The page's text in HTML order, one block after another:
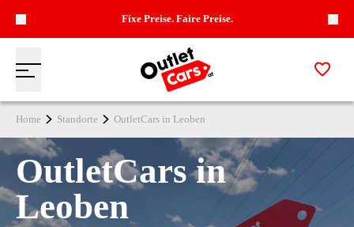
Fixe Preise. Faire Preise.
Menü
Zur Startseite
Zur
Home Standorte OutletCars in Leoben
OutletCars in
Leoben